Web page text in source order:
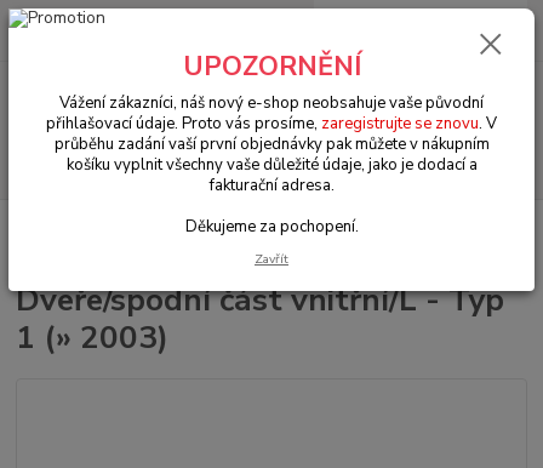
Menu
Hledat
+420 602 330 329
0 Kč
VW Brouk Typ 1 (1938 » 03)
Karosářské díly (Karosseridele)
Dveře/spodní část vnitřní/L - Typ
1 (» 2003)
UPOZORNĚNÍ
Vážení zákazníci, náš nový e-shop neobsahuje vaše původní
přihlašovací údaje. Proto vás prosíme, zaregistrujte se znovu. V
průběhu zadání vaší první objednávky pak můžete v nákupním
košíku vyplnit všechny vaše důležité údaje, jako je dodací a
fakturační adresa.
Děkujeme za pochopení.
Zavřít